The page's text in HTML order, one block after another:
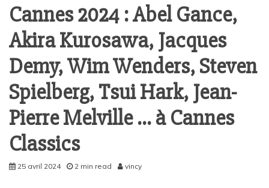
Cannes 2024 : Abel Gance,
Akira Kurosawa, Jacques
Demy, Wim Wenders, Steven
Spielberg, Tsui Hark, Jean-
Pierre Melville … à Cannes
Classics
25 avril 2024 2 min read vincy